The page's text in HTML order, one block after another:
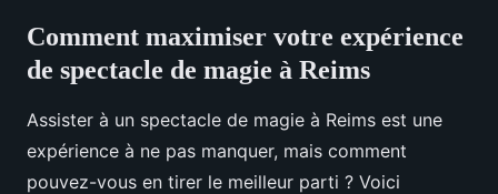
Comment maximiser votre expérience
de spectacle de magie à Reims
Assister à un spectacle de magie à Reims est une
expérience à ne pas manquer, mais comment
pouvez-vous en tirer le meilleur parti ? Voici